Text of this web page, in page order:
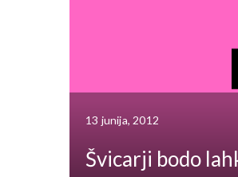
13 junija, 2012
Švicarji bodo